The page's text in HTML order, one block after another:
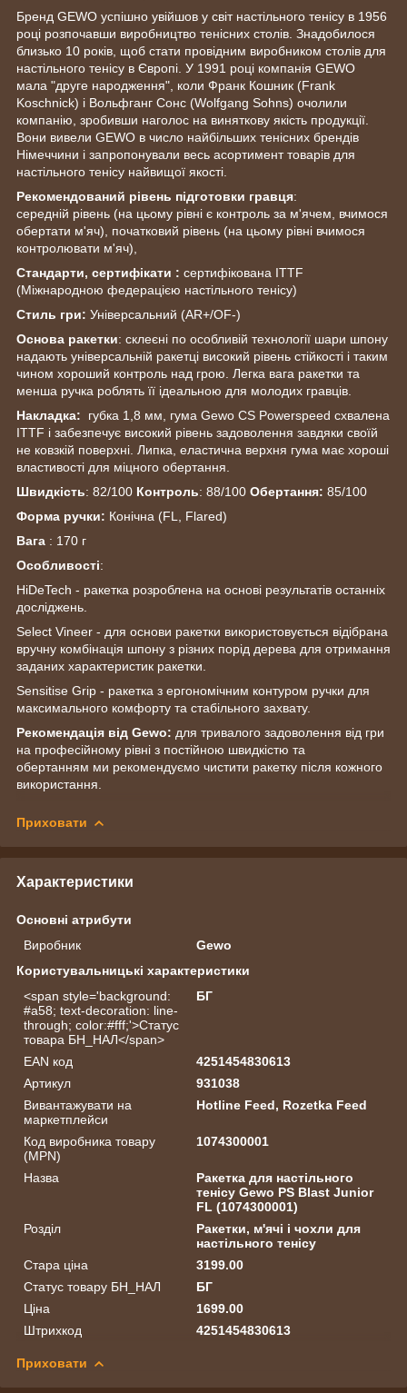
Бренд GEWO успішно увійшов у світ настільного тенісу в 1956
році розпочавши виробництво тенісних столів. Знадобилося
близько 10 років, щоб стати провідним виробником столів для
настільного тенісу в Європі. У 1991 році компанія GEWO
мала "друге народження", коли Франк Кошник (Frank
Koschnick) і Вольфганг Сонс (Wolfgang Sohns) очолили
компанію, зробивши наголос на виняткову якість продукції.
Вони вивели GEWO в число найбільших тенісних брендів
Німеччини і запропонували весь асортимент товарів для
настільного тенісу найвищої якості.
Рекомендований рівень підготовки гравця:
середній рівень (на цьому рівні є контроль за м'ячем, вчимося
обертати м'яч), початковий рівень (на цьому рівні вчимося
контролювати м'яч),
Стандарти, сертифікати : сертифікована ITTF
(Міжнародною федерацією настільного тенісу)
Стиль гри: Універсальний (AR+/OF-)
Основа ракетки: склеєні по особливій технології шари шпону
надають універсальній ракетці високий рівень стійкості і таким
чином хороший контроль над грою. Легка вага ракетки та
менша ручка роблять її ідеальною для молодих гравців.
Накладка: губка 1,8 мм, гума Gewo CS Powerspeed схвалена
ITTF і забезпечує високий рівень задоволення завдяки своїй
не ковзкій поверхні. Липка, еластична верхня гума має хороші
властивості для міцного обертання.
Швидкість: 82/100 Контроль: 88/100 Обертання: 85/100
Форма ручки: Конічна (FL, Flared)
Вага : 170 г
Особливості:
HiDeTech - ракетка розроблена на основі результатів останніх
досліджень.
Select Vineer - для основи ракетки використовується відібрана
вручну комбінація шпону з різних порід дерева для отримання
заданих характеристик ракетки.
Sensitise Grip - ракетка з ергономічним контуром ручки для
максимального комфорту та стабільного захвату.
Рекомендація від Gewo: для тривалого задоволення від гри
на професійному рівні з постійною швидкістю та
обертанням ми рекомендуємо чистити ракетку після кожного
використання.
Приховати
Характеристики
Основні атрибути
Виробник
Gewo
Користувальницькі характеристики
<span style='background:
#a58; text-decoration: line-
through; color:#fff;'>Статус
товара БН_НАЛ</span>
БГ
EAN код
4251454830613
Артикул
931038
Вивантажувати на
маркетплейси
Hotline Feed, Rozetka Feed
Код виробника товару
(MPN)
1074300001
Назва
Ракетка для настільного
тенісу Gewo PS Blast Junior
FL (1074300001)
Розділ
Ракетки, м'ячі і чохли для
настільного тенісу
Стара ціна
3199.00
Статус товару БН_НАЛ
БГ
Ціна
1699.00
Штрихкод
4251454830613
Приховати